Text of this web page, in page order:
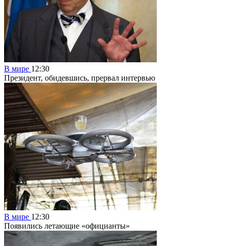
В мире 12:30
Президент, обидевшись, прервал интервью
В мире 12:30
Появились летающие «официанты»